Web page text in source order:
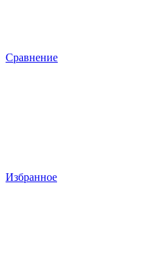
Сравнение
Избранное